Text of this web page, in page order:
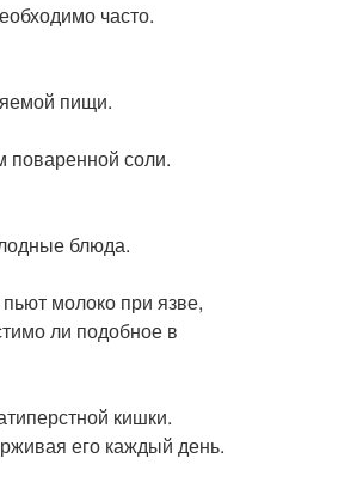
часто.
пищи.
поваренной соли.
блюда.
молоко при язве,
ли подобное в
кишки.
его каждый день.